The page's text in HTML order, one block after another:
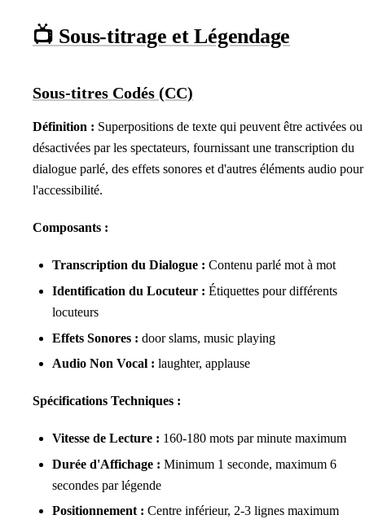
📺 Sous-titrage et Légendage
Sous-titres Codés (CC)
Définition : Superpositions de texte qui peuvent être activées ou
désactivées par les spectateurs, fournissant une transcription du
dialogue parlé, des effets sonores et d'autres éléments audio pour
l'accessibilité.
Composants :
Transcription du Dialogue : Contenu parlé mot à mot
Identification du Locuteur : Étiquettes pour différents
locuteurs
Effets Sonores : door slams, music playing
Audio Non Vocal : laughter, applause
Spécifications Techniques :
Vitesse de Lecture : 160-180 mots par minute maximum
Durée d'Affichage : Minimum 1 seconde, maximum 6
secondes par légende
Positionnement : Centre inférieur, 2-3 lignes maximum